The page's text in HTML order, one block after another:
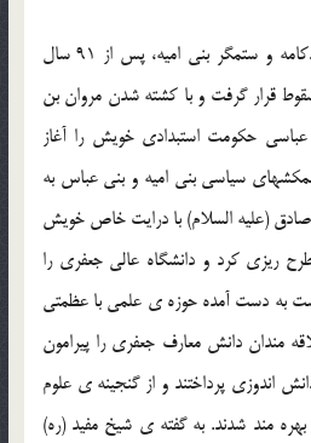
در سال 132 هجری، رژیم خودکامه و ستمگر بنی امیه، پس از 91 سال
قرار گرفت و با کشته شدن مروان بن
حکومت استبدادی خویش را آغاز
سیاسی بنی امیه و بنی عباس به
(علیه السلام) با درایت خاص خویش
ریزی کرد و دانشگاه عالی جعفری را
فرصت به دست آمده حوزه ی علمی با عظمتی
مندان دانش معارف جعفری را پیرامون
اندوزی پرداختند و از گنجینه ی علوم
مند شدند. به گفته ی شیخ مفید (ره)